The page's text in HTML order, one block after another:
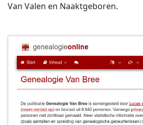
Van Valen en Naaktgeboren.